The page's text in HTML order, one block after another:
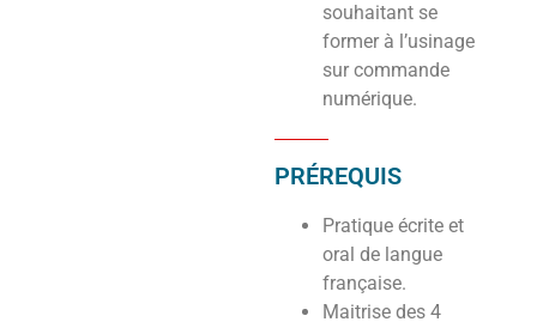
souhaitant se
former à l’usinage
sur commande
numérique.
PRÉREQUIS
Pratique écrite et
oral de langue
française.
Maitrise des 4